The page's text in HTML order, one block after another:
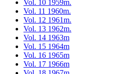
Vol. 10 1959m.
Vol. 11 1960m.
Vol. 12 1961m.
Vol. 13 1962m.
Vol. 14 1963m
Vol. 15 1964m
Vol. 16 1965m
Vol. 17 1966m